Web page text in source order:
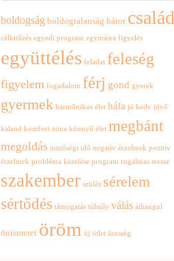
boldogság boldogtalanság bátor család
célkitűzés egyedi program egymásra figyelés
együttélés feladat feleség
figyelem fogadalom férj gond gyerek
gyermek harmőnikus élet hála jó kedv jövő
kaland komfort zóna könnyű élet megbánt
megoldás minőségi idő negatív érzelmek pozitív
érzelmek probléma kezelése program rugalmas sressz
szakember szülés sérelem
sértődés támogatás túlsúly válás áthangol
önismeret öröm új ötlet üresség